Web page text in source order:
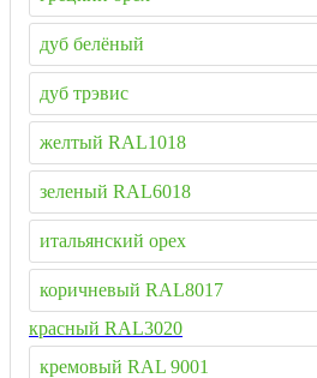
дуб белёный
дуб трэвис
желтый RAL1018
зеленый RAL6018
итальянский орех
коричневый RAL8017
красный RAL3020
кремовый RAL 9001